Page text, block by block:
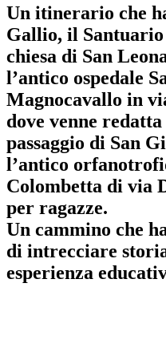
Un itinerario che
Gallio, il
chiesa di San
l’antico ospedale
Magnocavallo in
dove venne
passaggio di San
l’antico
Colombetta di via
per ragazze.
Un cammino che
di intrecciare
esperienza